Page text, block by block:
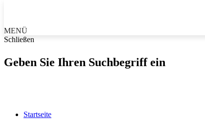
MENÜ
Schließen
Geben Sie Ihren Suchbegriff ein
Startseite